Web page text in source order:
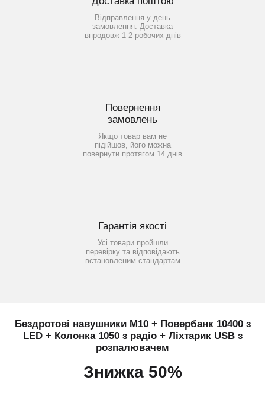
Відправлення у день
замовлення. Доставка
впродовж 1-2 робочих днів
Повернення
замовлень
Якщо товар вам не
підійшов, його можна
повернути протягом 14 днів
Гарантія якості
Усі товари пройшли
перевірку та відповідають
встановленим стандартам
Бездротові навушники M10 + Повербанк 10400 з
LED + Колонка 1050 з радіо + Ліхтарик USB з
розпалювачем
Знижка 50%